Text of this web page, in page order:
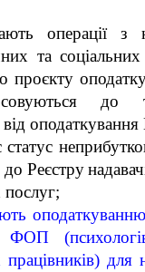
операції з
та
проєкту
до
від
Реєстру
послуг;
ФОП
працівників)